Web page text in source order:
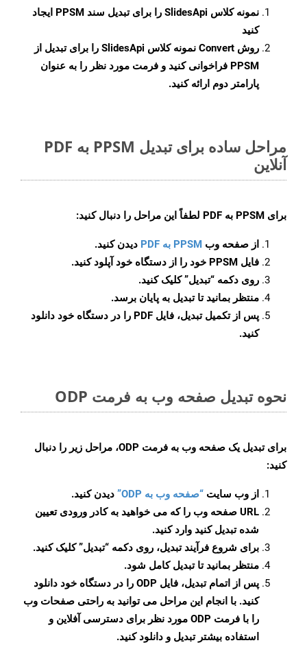
نمونه کلاس SlidesApi
را برای تبدیل سند PPSM ایجاد
کنید
روش Convert
نمونه کلاس SlidesApi را برای تبدیل از
PPSM فراخوانی کنید و فرمت مورد نظر را به عنوان
پارامتر دوم ارائه کنید.
مراحل ساده برای تبدیل PPSM به PDF
آنلاین
برای PPSM به PDF لطفاً این مراحل را دنبال کنید:
از صفحه وب PPSM به PDF
دیدن کنید.
فایل PPSM خود را از دستگاه خود آپلود کنید.
روی دکمه “تبدیل”کلیک کنید.
منتظر بمانید تا تبدیل به پایان برسد.
پس از تکمیل تبدیل، فایل PDF را در دستگاه خود دانلود
کنید.
نحوه تبدیل صفحه وب به فرمت ODP
برای تبدیل یک صفحه وب به فرمت ODP، مراحل زیر را دنبال
کنید:
از وب سایت “صفحه وب به ODP”
دیدن کنید.
URL صفحه وب را که می خواهید به کادر ورودی تعیین
شده تبدیل کنید وارد کنید.
برای شروع فرآیند تبدیل، روی دکمه “تبدیل” کلیک کنید.
منتظر بمانید تا تبدیل کامل شود.
پس از اتمام تبدیل، فایل ODP را در دستگاه خود دانلود
کنید. با انجام این مراحل می توانید به راحتی صفحات وب
را با فرمت ODP مورد نظر برای دسترسی آفلاین و
استفاده بیشتر تبدیل و دانلود کنید.